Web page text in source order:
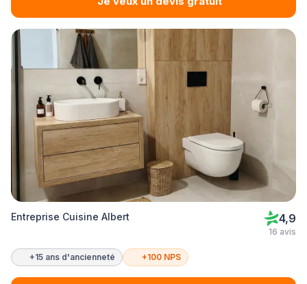
Entreprise Cuisine Albert 4,9
16 avis
+15 ans d'ancienneté +100 NPS